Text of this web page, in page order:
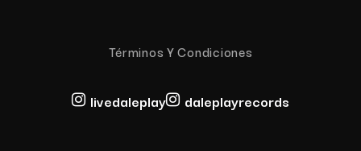
Términos Y Condiciones
livedaleplay daleplayrecords